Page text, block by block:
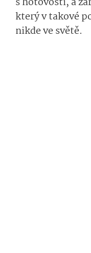
který v takové
nikde ve světě.